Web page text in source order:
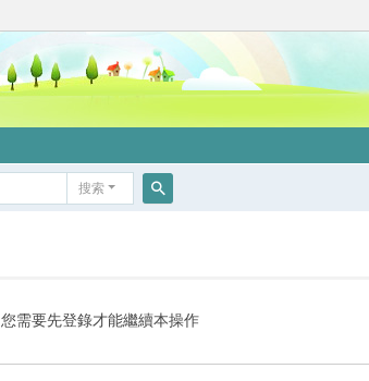
搜索
您需要先登錄才能繼續本操作